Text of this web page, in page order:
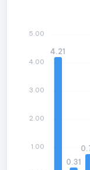
4.21
0.31
5.00
4.00
3.00
2.00
1.00